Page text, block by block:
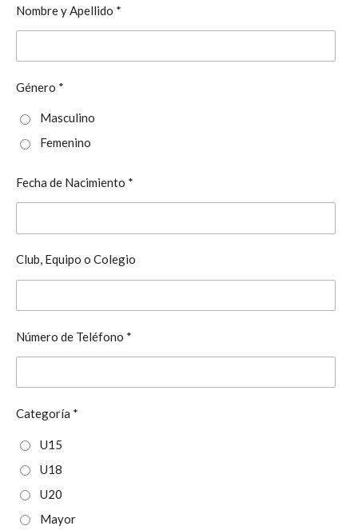
Nombre y Apellido *
Género *
Masculino
Femenino
Fecha de Nacimiento *
Club, Equipo o Colegio
Número de Teléfono *
Categoría *
U15
U18
U20
Mayor